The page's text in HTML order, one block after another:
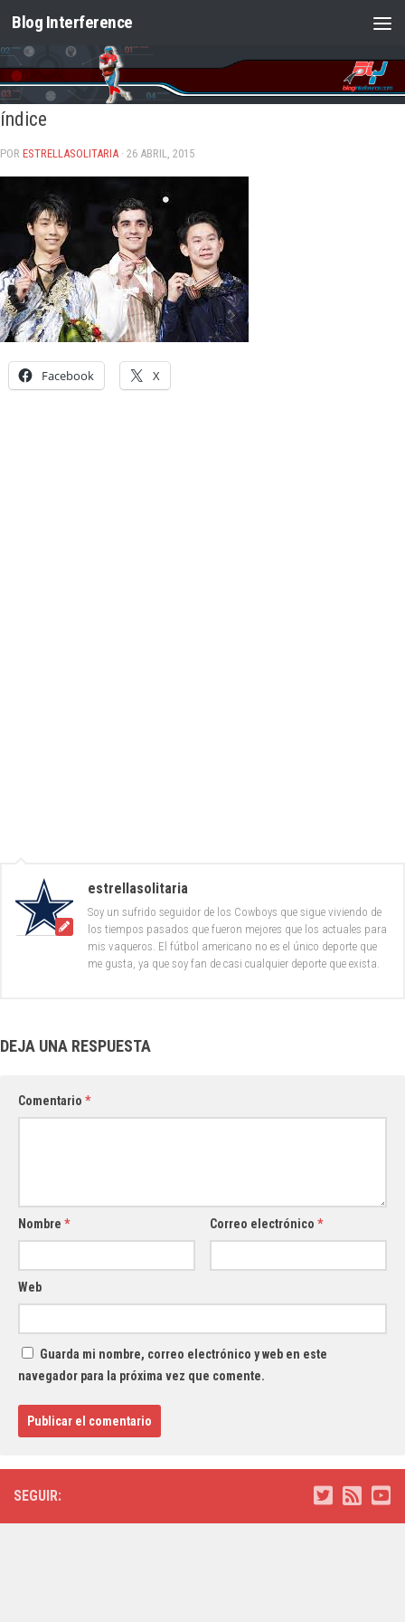
Saltar al contenido
Blog Interference
índice
POR ESTRELLASOLITARIA · 26 ABRIL, 2015
Facebook X
estrellasolitaria
Soy un sufrido seguidor de los Cowboys que sigue viviendo de
los tiempos pasados que fueron mejores que los actuales para
mis vaqueros. El fútbol americano no es el único deporte que
me gusta, ya que soy fan de casi cualquier deporte que exista.
DEJA UNA RESPUESTA
Comentario *
Nombre * Correo electrónico*
Web
Guarda mi nombre, correo electrónico y web en este
navegador para la próxima vez que comente.
SEGUIR: